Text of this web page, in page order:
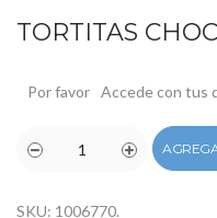
TORTITAS
Por favor Accede con tus
SKU: 1006770.